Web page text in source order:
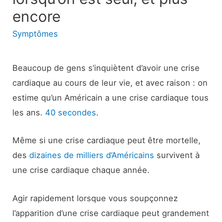
encore
Symptômes
Beaucoup de gens s’inquiètent d’avoir une crise
cardiaque au cours de leur vie, et avec raison : on
estime qu’un Américain a une crise cardiaque tous
les ans. 40 secondes.
Même si une crise cardiaque peut être mortelle,
desdizaines de milliers d’Américains survivent à
une crise cardiaque chaque année.
Agir rapidement lorsque vous soupçonnez
l’apparition d’une crise cardiaque peut grandement